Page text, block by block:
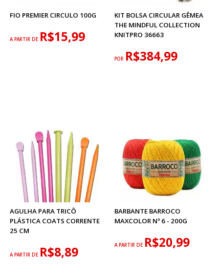
FIO PREMIER CIRCULO 100G
A PARTIR DE R$15,99
KIT BOLSA CIRCULAR GÊMEA
THE MINDFUL COLLECTION
KNITPRO 36663
POR R$384,99
AGULHA PARA TRICÔ
PLÁSTICA COATS CORRENTE
25 CM
A PARTIR DE R$8,89
BARBANTE BARROCO
MAXCOLOR Nº 6 - 200G
A PARTIR DE R$20,99